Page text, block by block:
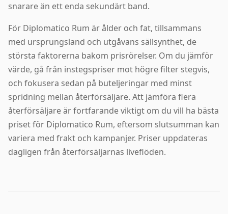
snarare än ett enda sekundärt band.
För Diplomatico Rum är ålder och fat, tillsammans
med ursprungsland och utgåvans sällsynthet, de
största faktorerna bakom prisrörelser. Om du jämför
värde, gå från instegspriser mot högre filter stegvis,
och fokusera sedan på buteljeringar med minst
spridning mellan återförsäljare. Att jämföra flera
återförsäljare är fortfarande viktigt om du vill ha bästa
priset för Diplomatico Rum, eftersom slutsumman kan
variera med frakt och kampanjer. Priser uppdateras
dagligen från återförsäljarnas liveflöden.